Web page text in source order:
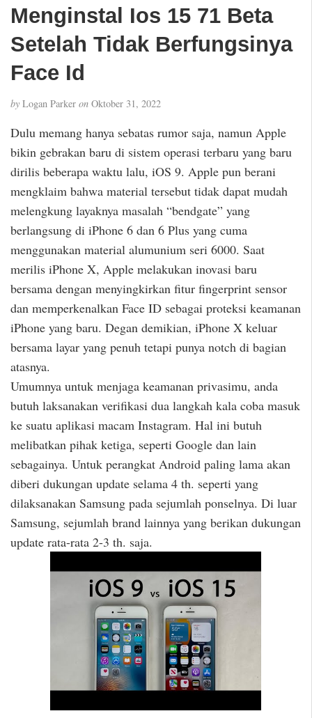
Menginstal Ios 15 71 Beta
Setelah Tidak Berfungsinya
Face Id
by Logan Parker on Oktober 31, 2022
Dulu memang hanya sebatas rumor saja, namun Apple
bikin gebrakan baru di sistem operasi terbaru yang baru
dirilis beberapa waktu lalu, iOS 9. Apple pun berani
mengklaim bahwa material tersebut tidak dapat mudah
melengkung layaknya masalah “bendgate” yang
berlangsung di iPhone 6 dan 6 Plus yang cuma
menggunakan material alumunium seri 6000. Saat
merilis iPhone X, Apple melakukan inovasi baru
bersama dengan menyingkirkan fitur fingerprint sensor
dan memperkenalkan Face ID sebagai proteksi keamanan
iPhone yang baru. Degan demikian, iPhone X keluar
bersama layar yang penuh tetapi punya notch di bagian
atasnya.
Umumnya untuk menjaga keamanan privasimu, anda
butuh laksanakan verifikasi dua langkah kala coba masuk
ke suatu aplikasi macam Instagram. Hal ini butuh
melibatkan pihak ketiga, seperti Google dan lain
sebagainya. Untuk perangkat Android paling lama akan
diberi dukungan update selama 4 th. seperti yang
dilaksanakan Samsung pada sejumlah ponselnya. Di luar
Samsung, sejumlah brand lainnya yang berikan dukungan
update rata-rata 2-3 th. saja.